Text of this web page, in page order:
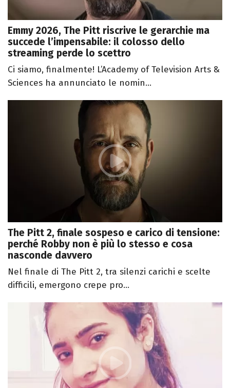
Emmy 2026, The Pitt riscrive le gerarchie ma
succede l’impensabile: il colosso dello
streaming perde lo scettro
Ci siamo, finalmente! L’Academy of Television Arts &
Sciences ha annunciato le nomin...
The Pitt 2, finale sospeso e carico di tensione:
perché Robby non è più lo stesso e cosa
nasconde davvero
Nel finale di The Pitt 2, tra silenzi carichi e scelte
difficili, emergono crepe pro...